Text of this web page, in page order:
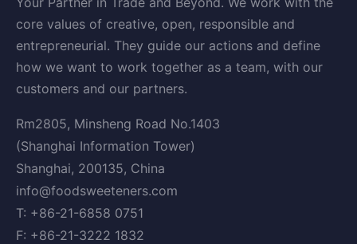
core values of creative, open, responsible and
entrepreneurial. They guide our actions and define
how we want to work together as a team, with our
customers and our partners.
Rm2805, Minsheng Road No.1403
(Shanghai Information Tower)
Shanghai, 200135, China
info@foodsweeteners.com
T: +86-21-6858 0751
F: +86-21-3222 1832